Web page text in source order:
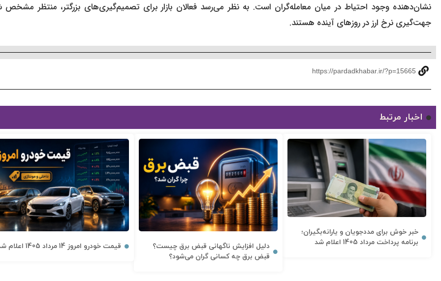
نشان‌دهنده وجود احتیاط در میان معامله‌گران است. به نظر می‌رسد فعالان بازار برای تصمیم‌گیری‌های بزرگتر، منتظر
جهت‌گیری نرخ ارز در روزهای آینده هستند.
https://pardadkhabar.ir/?p=15665
اخبار مرتبط
خبر خوش برای مددجویان و یارانه‌بگیران؛
برنامه پرداخت مرداد 1405 اعلام شد
دلیل افزایش ناگهانی قبض برق چیست؟
قبض برق چه کسانی گران می‌شود؟
قیمت خودرو امروز 14 مرداد 1405 اعلام شد